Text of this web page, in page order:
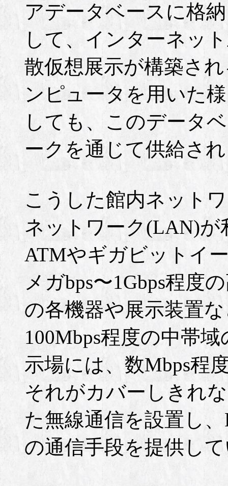
アデータベースに格
して、インターネッ
散仮想展示が構築さ
ンピュータを用いた
しても、このデータ
ークを通じて供給さ
こうした館内ネット
ネットワーク(LAN)が
ATMやギガビットイ
メガbps〜1Gbps程度
の各機器や展示装置
100Mbps程度の中帯
示場には、数Mbps程
それがカバーしきれ
た無線通信を設置し
の通信手段を提供し